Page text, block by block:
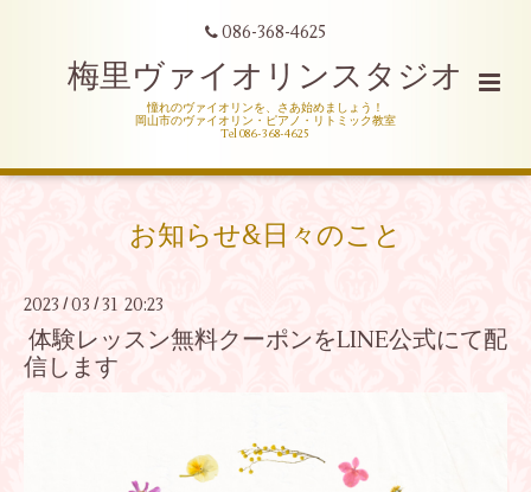
086-368-4625
梅里ヴァイオリンスタジオ
憧れのヴァイオリンを、さあ始めましょう！
岡山市のヴァイオリン・ピアノ・リトミック教室
Tel 086-368-4625
お知らせ&日々のこと
2023 /03 /31 20:23
体験レッスン無料クーポンをLINE公式にて配
信します